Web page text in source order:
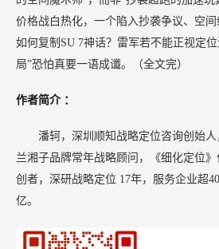
价格战白热化，一个陷入抄袭争议、空间
如何复制SU 7神话？雷军若不能正视定
局”恐怕真要一语成谶。（全文完）
作者简介 ：
潘轲，深圳顺知战略定位咨询创始人
兰湘子品牌常年战略顾问，《细化定位
创者，深研战略定位 17年，服务企业超
亿。